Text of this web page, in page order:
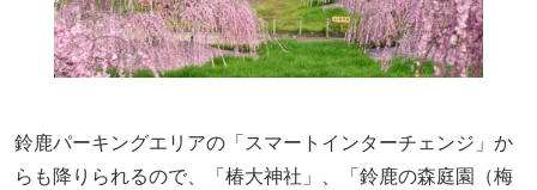
鈴鹿パーキングエリアの「スマートインターチェンジ」か
らも降りられるので、「椿大神社」、「鈴鹿の森庭園（梅